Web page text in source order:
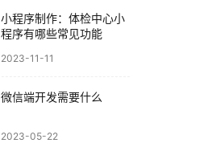
小程序制作：体检中心小
程序有哪些常见功能
2023-11-11
微信端开发需要什么
2023-05-22